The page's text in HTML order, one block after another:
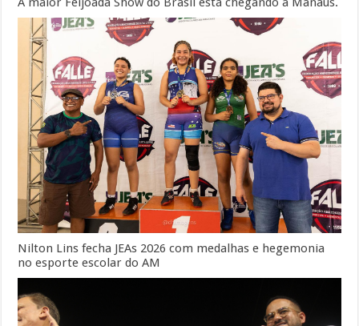
Nilton Lins fecha JEAs 2026 com medalhas e hegemonia
no esporte escolar do AM